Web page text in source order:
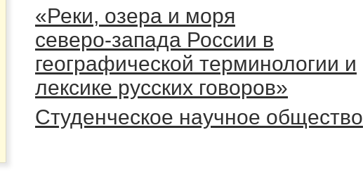
«Реки, озера и моря
северо-запада России в
географической терминологии и
лексике русских говоров»
Студенческое научное общество